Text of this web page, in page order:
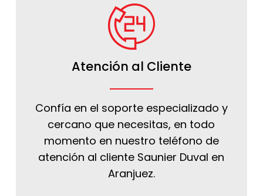
Atención al Cliente
Confía en el soporte especializado y
cercano que necesitas, en todo
momento en nuestro teléfono de
atención al cliente Saunier Duval en
Aranjuez.